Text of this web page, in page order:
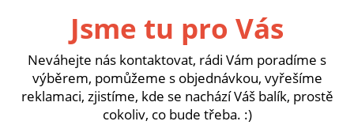
Jsme tu pro Vás
Neváhejte nás kontaktovat, rádi Vám poradíme s
výběrem, pomůžeme s objednávkou, vyřešíme
reklamaci, zjistíme, kde se nachází Váš balík, prostě
cokoliv, co bude třeba. :)